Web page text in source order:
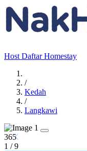
Host Daftar Homestay
/
Kedah
/
Langkawi
365
1 /9